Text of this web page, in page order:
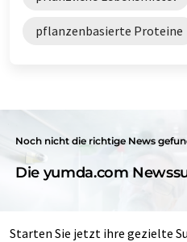
pflanzenbasierte Proteine
Noch nicht die richtige News
Die yumda.com
Starten Sie jetzt ihre gezielte